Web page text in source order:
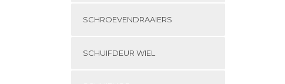
SCHROEVENDRAAIERS
SCHUIFDEUR WIEL